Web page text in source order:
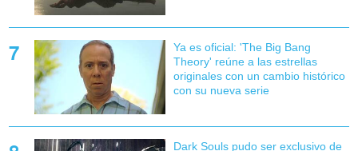
Ya es oficial: 'The Big Bang
Theory' reúne a las estrellas
originales con un cambio histórico
con su nueva serie
Dark Souls pudo ser exclusivo de